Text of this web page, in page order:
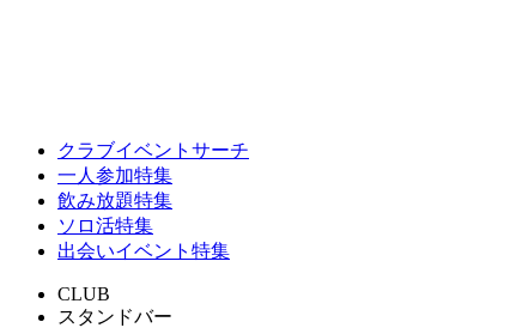
クラブイベントサーチ
一人参加特集
飲み放題特集
ソロ活特集
出会いイベント特集
CLUB
スタンドバー